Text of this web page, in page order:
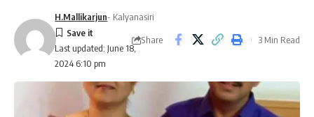
Last updated: June 18,
2024 6:10 pm
H.Mallikarjun- Kalyanasiri
Share 3 Min Read